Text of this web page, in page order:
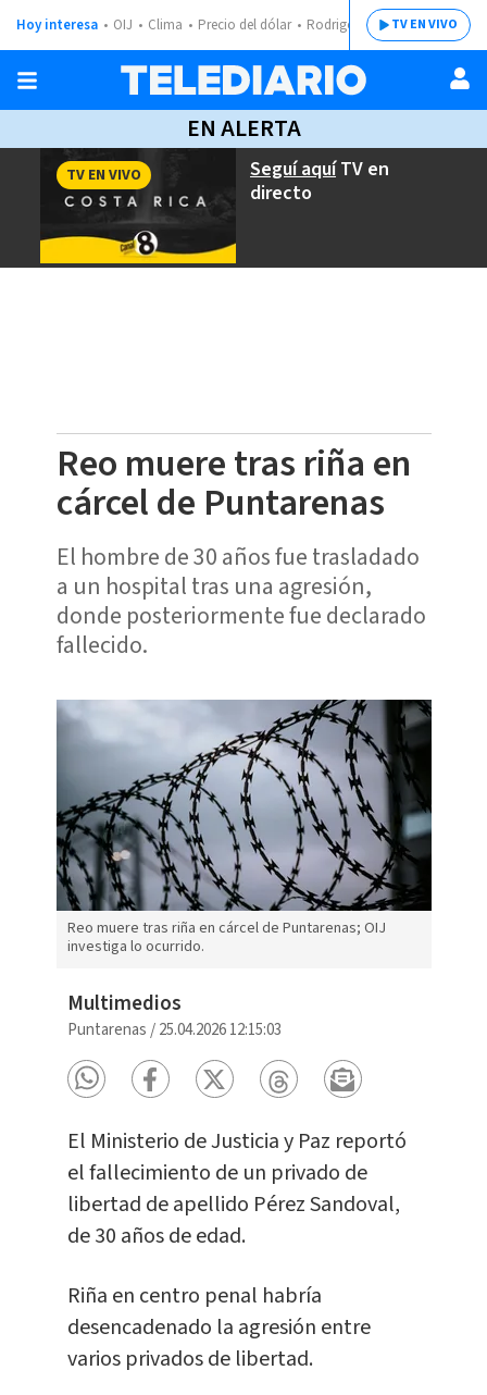
Hoy interesa OIJ Clima Precio del dólar Rodrigo ChavesTV EN VIVO
EN ALERTA
Seguí aquíTV en
directo
TV EN VIVO
Reo muere tras riña en
cárcel de Puntarenas
El hombre de 30 años fue trasladado
a un hospital tras una agresión,
donde posteriormente fue declarado
fallecido.
Reo muere tras riña en cárcel de Puntarenas; OIJ
investiga lo ocurrido.
Multimedios
Puntarenas /25.04.2026 12:15:03
El Ministerio de Justicia y Paz reportó
el fallecimiento de un privado de
libertad de apellido Pérez Sandoval,
de 30 años de edad.
Riña en centro penal habría
desencadenado la agresión entre
varios privados de libertad.